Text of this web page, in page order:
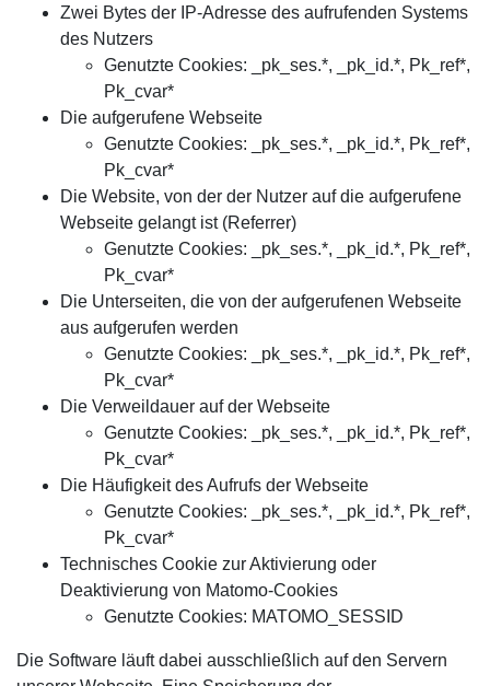
Zwei Bytes der IP-Adresse des aufrufenden Systems
des Nutzers
Genutzte Cookies: _pk_ses.*, _pk_id.*, Pk_ref*,
Pk_cvar*
Die aufgerufene Webseite
Genutzte Cookies: _pk_ses.*, _pk_id.*, Pk_ref*,
Pk_cvar*
Die Website, von der der Nutzer auf die aufgerufene
Webseite gelangt ist (Referrer)
Genutzte Cookies: _pk_ses.*, _pk_id.*, Pk_ref*,
Pk_cvar*
Die Unterseiten, die von der aufgerufenen Webseite
aus aufgerufen werden
Genutzte Cookies: _pk_ses.*, _pk_id.*, Pk_ref*,
Pk_cvar*
Die Verweildauer auf der Webseite
Genutzte Cookies: _pk_ses.*, _pk_id.*, Pk_ref*,
Pk_cvar*
Die Häufigkeit des Aufrufs der Webseite
Genutzte Cookies: _pk_ses.*, _pk_id.*, Pk_ref*,
Pk_cvar*
Technisches Cookie zur Aktivierung oder
Deaktivierung von Matomo-Cookies
Genutzte Cookies: MATOMO_SESSID
Die Software läuft dabei ausschließlich auf den Servern